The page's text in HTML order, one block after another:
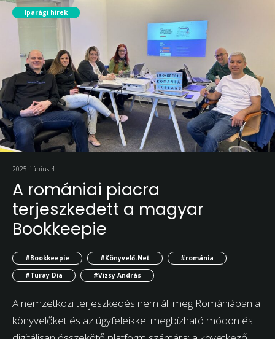
Iparági hírek
2025. június 4.
A romániai piacra
terjeszkedett a magyar
Bookkeepie
#Bookkeepie #Könyvelő-Net
#románia
#Turay Dia
#Vizsy András
A nemzetközi terjeszkedés nem áll meg Romániában a
könyvelőket és az ügyfeleikkel megbízható módon és